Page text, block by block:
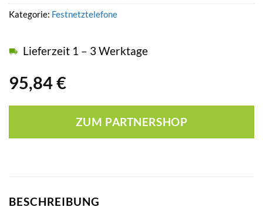
95,84€
Lieferzeit 1 – 3 Werktage
ZUM PARTNERSHOP
Kategorie: Festnetztelefone
BESCHREIBUNG